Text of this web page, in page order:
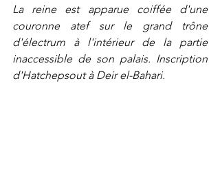
La reine est apparue coiffée d'une
couronne atef sur le grand trône
d'électrum à l'intérieur de la partie
inaccessible de son palais. Inscription
d'Hatchepsout à Deir el-Bahari.